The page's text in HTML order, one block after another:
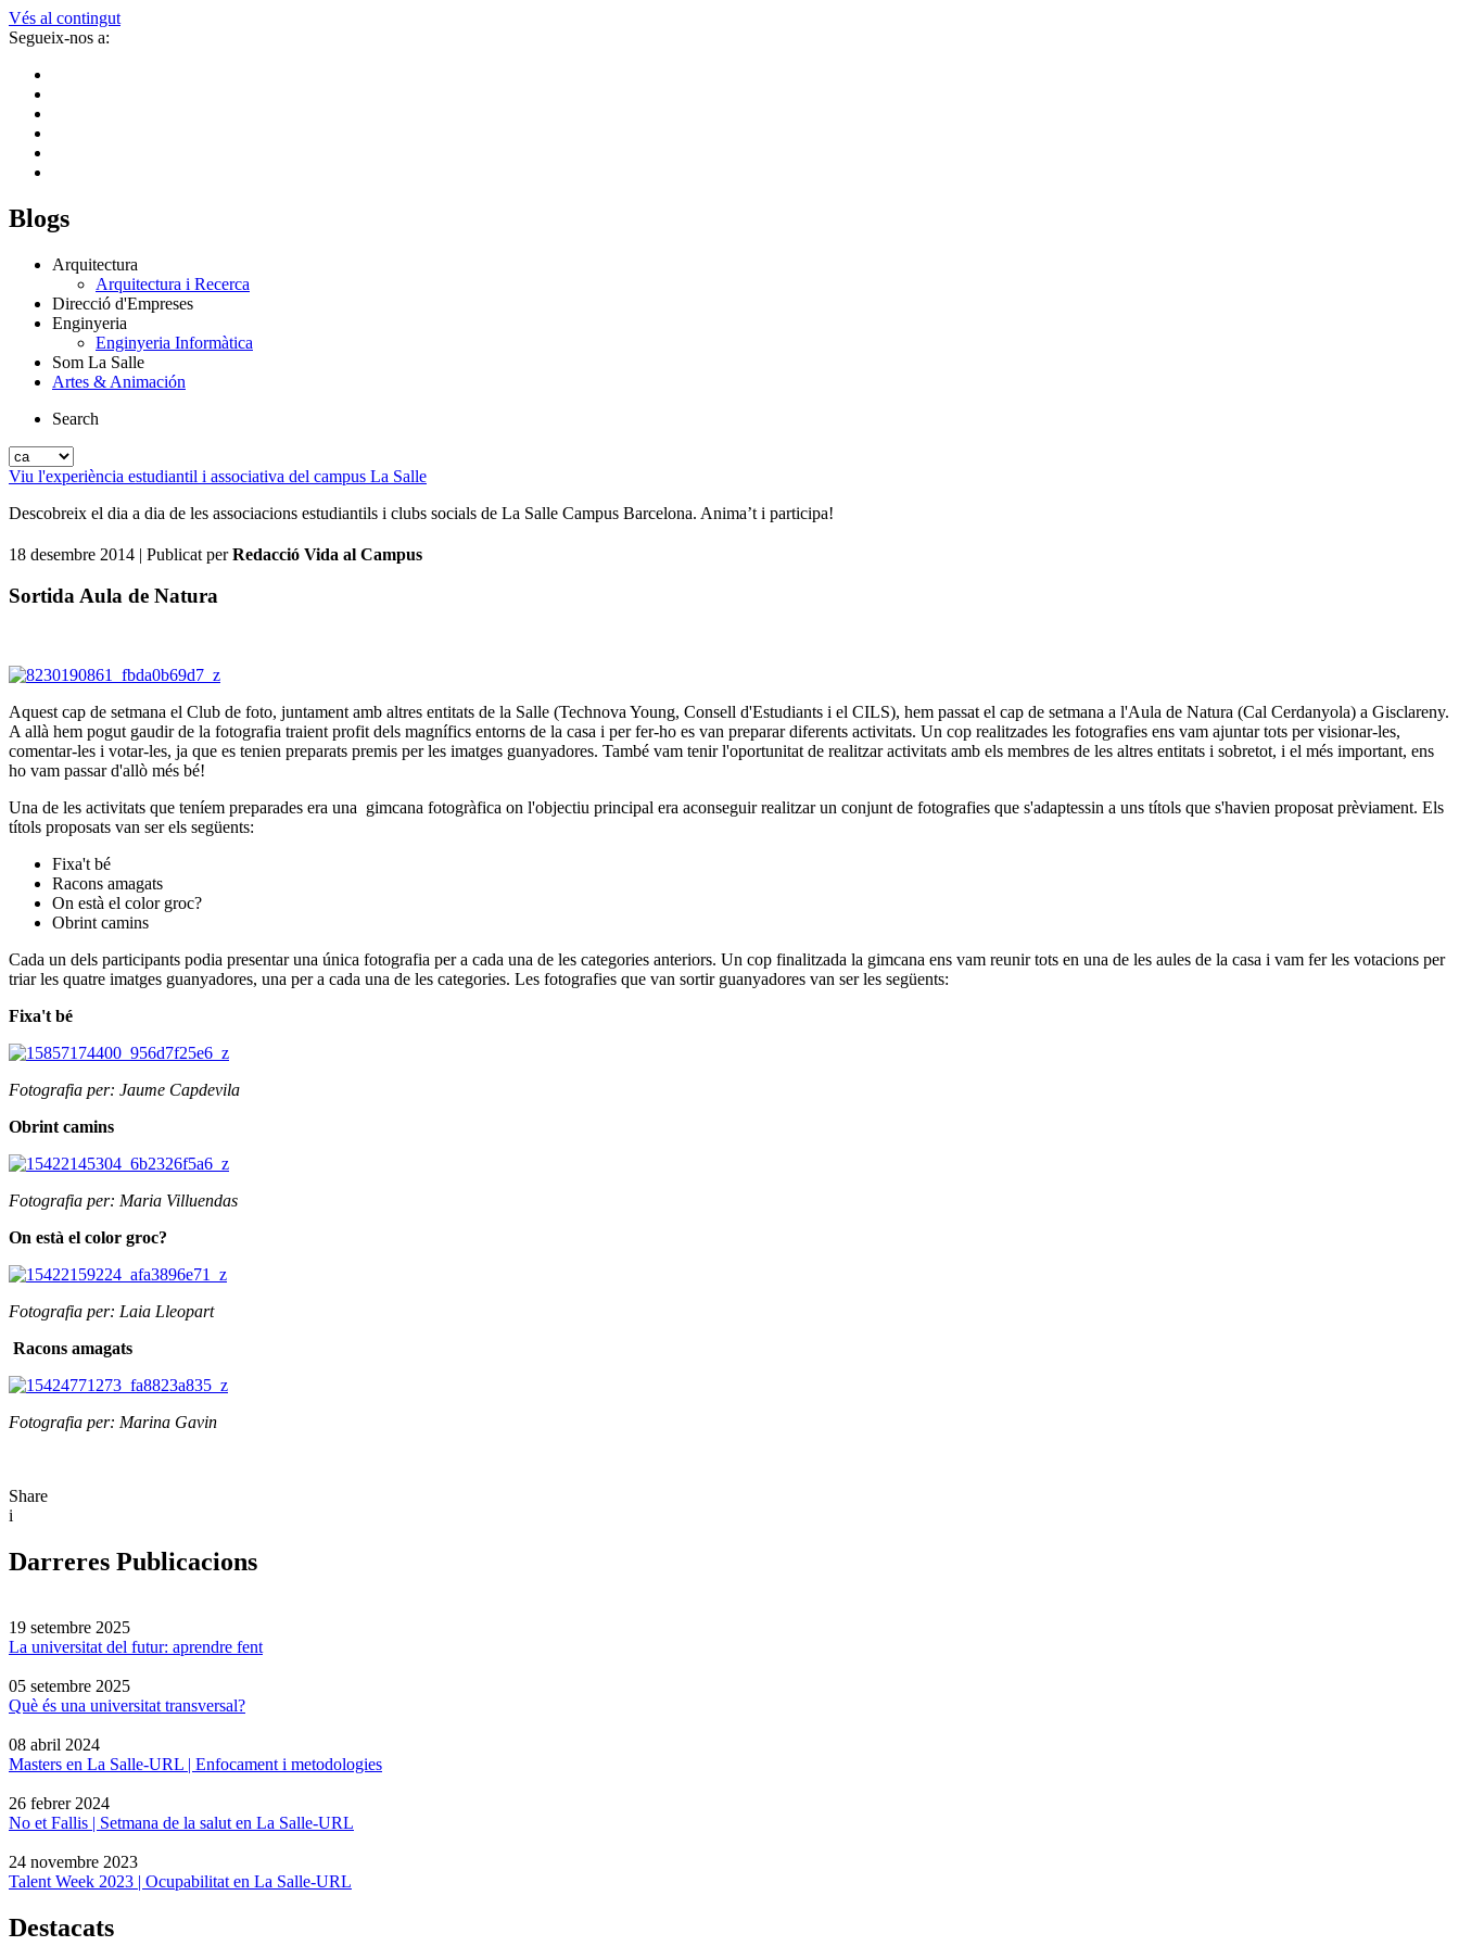
Vés al contingut
Segueix-nos a:
Blogs
Arquitectura
Arquitectura i Recerca
Direcció d'Empreses
Enginyeria
Enginyeria Informàtica
Som La Salle
Artes & Animación
Search
Viu l'experiència estudiantil i associativa del campus La Salle
Descobreix el dia a dia de les associacions estudiantils i clubs socials de La Salle Campus Barcelona. Anima’t i participa!
18 desembre 2014 | Publicat perRedacció Vida al Campus
Sortida Aula de Natura
Aquest cap de setmana el Club de foto, juntament amb altres entitats de la Salle (Technova Young, Consell d'Estudiants i el CILS), hem passat el cap de setmana a l'Aula de Natura (Cal Cerdanyola) a Gisclareny.
A allà hem pogut gaudir de la fotografia traient profit dels magnífics entorns de la casa i per fer-ho es van preparar diferents activitats. Un cop realitzades les fotografies ens vam ajuntar tots per visionar-les,
comentar-les i votar-les, ja que es tenien preparats premis per les imatges guanyadores. També vam tenir l'oportunitat de realitzar activitats amb els membres de les altres entitats i sobretot, i el més important, ens
ho vam passar d'allò més bé!
Una de les activitats que teníem preparades era una gimcana fotogràfica on l'objectiu principal era aconseguir realitzar un conjunt de fotografies que s'adaptessin a uns títols que s'havien proposat prèviament. Els
títols proposats van ser els següents:
Fixa't bé
Racons amagats
On està el color groc?
Obrint camins
Cada un dels participants podia presentar una única fotografia per a cada una de les categories anteriors. Un cop finalitzada la gimcana ens vam reunir tots en una de les aules de la casa i vam fer les votacions per
triar les quatre imatges guanyadores, una per a cada una de les categories. Les fotografies que van sortir guanyadores van ser les següents:
Fixa't bé
Fotografia per: Jaume Capdevila
Obrint camins
Fotografia per: Maria Villuendas
On està el color groc?
Fotografia per: Laia Lleopart
Racons amagats
Fotografia per: Marina Gavin
Share
i
Darreres Publicacions
19 setembre 2025
La universitat del futur: aprendre fent
05 setembre 2025
Què és una universitat transversal?
08 abril 2024
Masters en La Salle-URL | Enfocament i metodologies
26 febrer 2024
No et Fallis | Setmana de la salut en La Salle-URL
24 novembre 2023
Talent Week 2023 | Ocupabilitat en La Salle-URL
Destacats